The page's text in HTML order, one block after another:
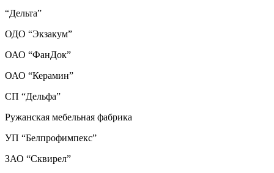
“Дельта”
ОДО “Экзакум”
ОАО “ФанДок”
ОАО “Керамин”
СП “Дельфа”
Ружанская мебельная фабрика
УП “Белпрофимпекс”
ЗАО “Сквирел”